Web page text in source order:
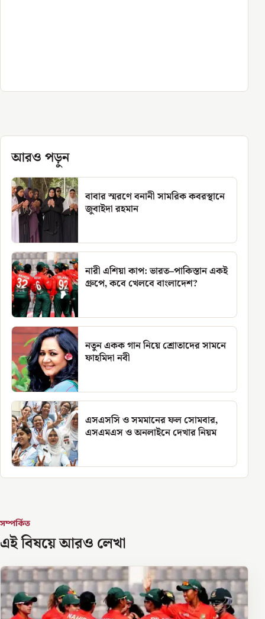
আরও পড়ুন
বাবার স্মরণে বনানী সামরিক কবরস্থানে
জুবাইদা রহমান
নারী এশিয়া কাপ: ভারত–পাকিস্তান একই
গ্রুপে, কবে খেলবে বাংলাদেশ?
নতুন একক গান নিয়ে শ্রোতাদের সামনে
ফাহমিদা নবী
এসএসসি ও সমমানের ফল সোমবার,
এসএমএস ও অনলাইনে দেখার নিয়ম
সম্পর্কিত
এই বিষয়ে আরও লেখা